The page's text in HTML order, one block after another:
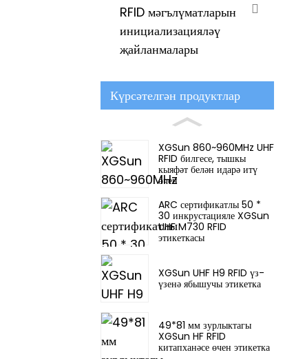
RFID мәгълүматларын
инициализацияләү
җайланмалары
Күрсәтелгән продуктлар
XGSun 860~960MHz UHF
RFID билгесе, тышкы
кыяфәт белән идарә итү
өчен
ARC сертификатлы 50 *
30 инкрустацияле XGSun
UHF M730 RFID
этикеткасы
XGSun UHF H9 RFID үз-
үзенә ябышучы этикетка
49*81 мм зурлыктагы
XGSun HF RFID
китапханәсе өчен этикетка